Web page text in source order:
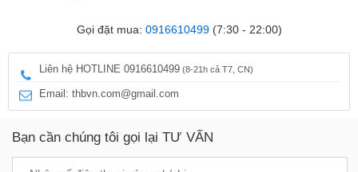
Gọi đặt mua: 0916610499(7:30 - 22:00)
Liên hệ HOTLINE 0916610499 (8-21h cả T7, CN)
Email: thbvn.com@gmail.com
Bạn cần chúng tôi gọi lại TƯ VẤN